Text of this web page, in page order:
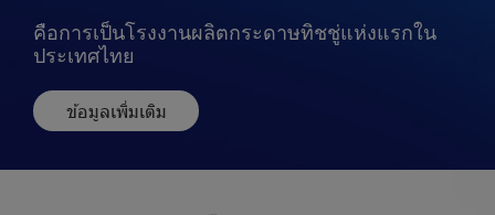
คือการเป็นโรงงานผลิตกระดาษทิชชู่แห่งแรกใน
ประเทศไทย
ข้อมูลเพิ่มเติม